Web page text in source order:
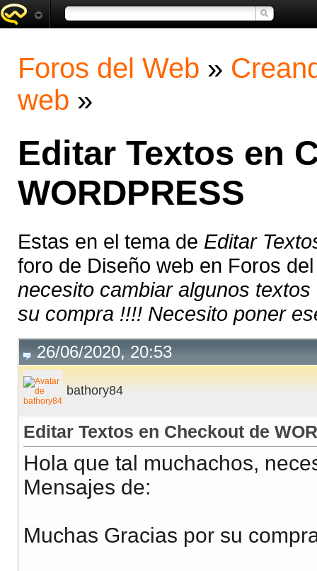
Foros del Web »
web »
Editar Textos en
WORDPRESS
Estas en el tema de Editar
foro de Diseño web en Foros
necesito cambiar algunos
su compra !!!! Necesito poner
26/06/2020, 20:53
bathory84
Editar Textos en Checkout de
Hola que tal muchachos,
Mensajes de:
Muchas Gracias por su